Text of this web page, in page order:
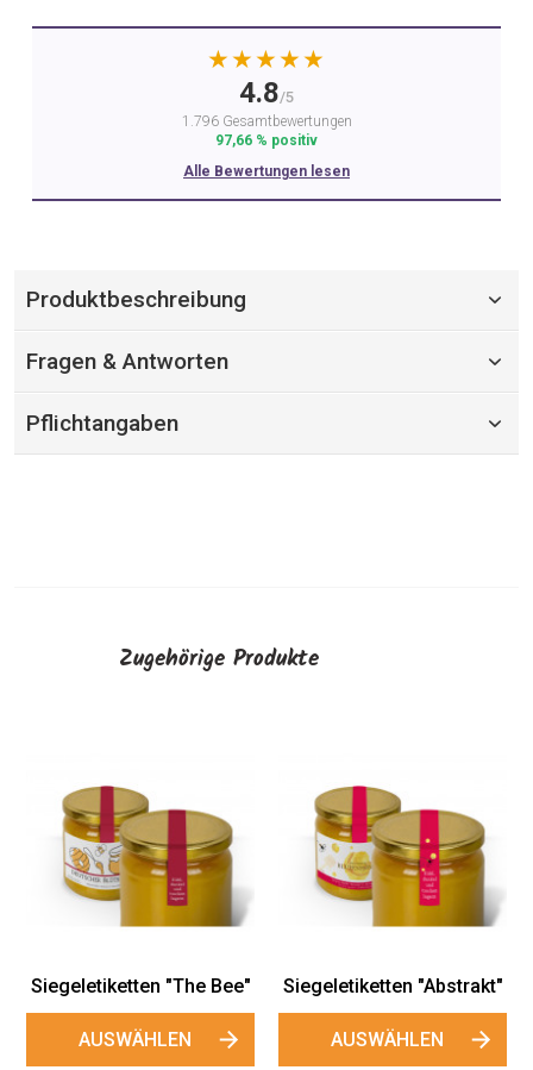
★★★★★
4.8/5
1.796 Gesamtbewertungen
97,66 % positiv
Alle Bewertungen lesen
Produktbeschreibung
Fragen & Antworten
Pflichtangaben
Zugehörige Produkte
Rückseiten-Etiketten
AUSWÄHLEN
Kleine Etiketten "Neujahr"
AUSWÄHLEN